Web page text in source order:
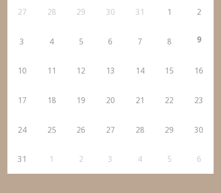
27 28 29 30 31 1 2
3 4 5 6 7 8 9
10 11 12 13 14 15 16
17 18 19 20 21 22 23
24 25 26 27 28 29 30
31 1 2 3 4 5 6